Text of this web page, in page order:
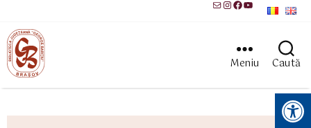
MailInstagram
Facebook
YouTube
Meniu Caută
Instrumente pentru accesibilitate